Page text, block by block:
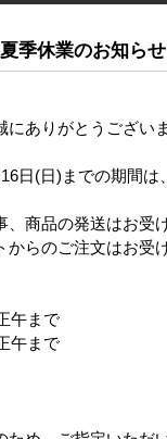
季休業のお知らせ
ありがとうございま
日(日)までの期間
商品の発送はお受
らのご注文はお受
午まで
午まで